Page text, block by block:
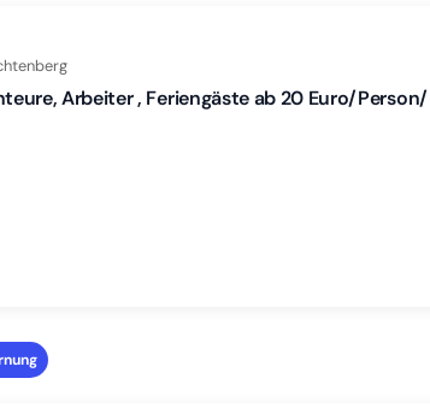
Arbeiter , Feriengäste ab 20 Euro/